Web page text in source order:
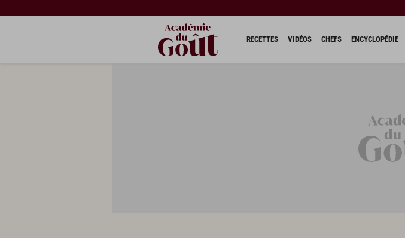
RECETTES VIDÉOS CHEFS ENCYCLOPÉDIE